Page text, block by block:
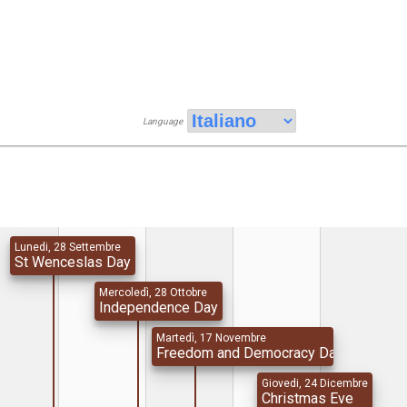
Language
Lunedi, 28 Settembre
St Wenceslas Day
Mercoledì, 28 Ottobre
Independence Day
Martedì, 17 Novembre
Freedom and Democracy Day
Giovedi, 24 Dicembre
Christmas Eve